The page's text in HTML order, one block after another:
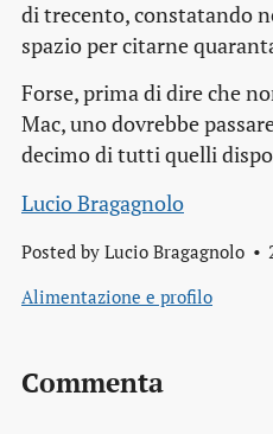
di trecento, constatando
spazio per citarne
Forse, prima di dire che
Mac, uno dovrebbe
decimo di tutti quelli
Lucio Bragagnolo
Posted by Lucio Bragagnolo
Alimentazione e profilo
Commenta